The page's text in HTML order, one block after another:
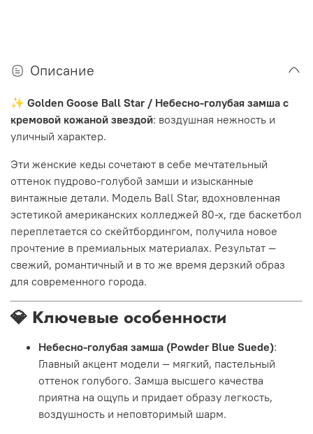
Описание
✨ Golden Goose Ball Star / Небесно-голубая замша с
кремовой кожаной звездой: воздушная нежность и
уличный характер.
Эти женские кеды сочетают в себе мечтательный
оттенок пудрово-голубой замши и изысканные
винтажные детали. Модель Ball Star, вдохновленная
эстетикой американских колледжей 80-х, где баскетбол
переплетается со скейтбордингом, получила новое
прочтение в премиальных материалах. Результат —
свежий, романтичный и в то же время дерзкий образ
для современного города.
💎 Ключевые особенности
Небесно-голубая замша (Powder Blue Suede):
Главный акцент модели — мягкий, пастельный
оттенок голубого. Замша высшего качества
приятна на ощупь и придает образу легкость,
воздушность и неповторимый шарм.